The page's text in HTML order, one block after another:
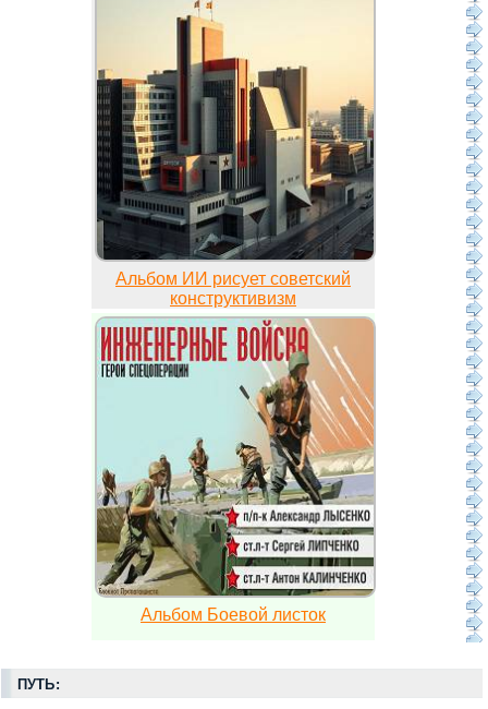
Альбом ИИ рисует советский
конструктивизм
Альбом Боевой листок
ПУТЬ: